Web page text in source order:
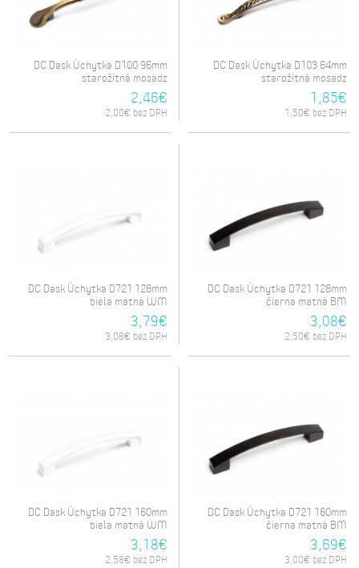
DC Dask Úchytka D100 96mm
starožitná mosadz
2,46€
2,00€ bez DPH
DC Dask Úchytka D103 64mm
starožitná mosadz
1,85€
1,50€ bez DPH
DC Dask Úchytka D721 128mm
biela matná WM
3,79€
3,08€ bez DPH
DC Dask Úchytka D721 128mm
čierna matná BM
3,08€
2,50€ bez DPH
DC Dask Úchytka D721 160mm
biela matná WM
3,18€
2,58€ bez DPH
DC Dask Úchytka D721 160mm
čierna matná BM
3,69€
3,00€ bez DPH